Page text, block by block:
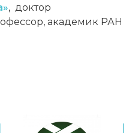
, доктор
академик РАН